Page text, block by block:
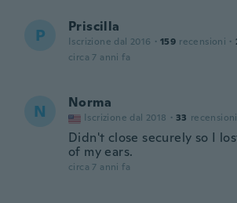
P Priscilla
Iscrizione dal 2016 · 159 recensioni ·
circa 7 anni fa
N Norma
Iscrizione dal 2018 · 33 recensioni
Didn't close securely so I
of my ears.
circa 7 anni fa